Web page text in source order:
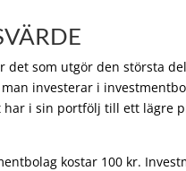
det som utgör den största
investerar i
har i sin portfölj till ett lägre
kostar 100 kr.